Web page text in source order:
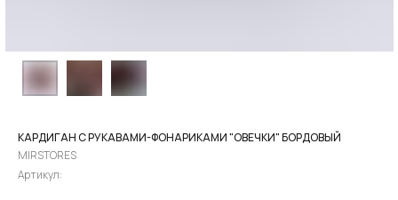
КАРДИГАН С РУКАВАМИ-ФОНАРИКАМИ "ОВЕЧКИ" БОРДОВЫЙ
MIRSTORES
Артикул: